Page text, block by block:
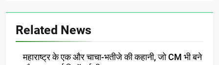
Related News
महाराष्ट्र के एक और चाचा-भतीजे की कहानी, जो CM भी बने